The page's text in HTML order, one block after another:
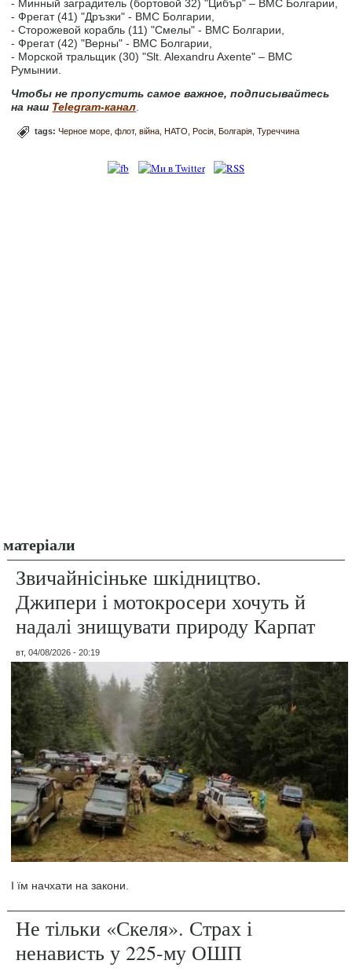
- Минный заградитель (бортовой 32) "Цибър" – ВМС Болгарии,
- Фрегат (41) "Дръзки" - ВМС Болгарии,
- Сторожевой корабль (11) "Смелы" - ВМС Болгарии,
- Фрегат (42) "Верны" - ВМС Болгарии,
- Морской тральщик (30) "Slt. Alexandru Axente" – ВМС
Румынии.
Чтобы не пропустить самое важное, подписывайтесь
на наш Telegram-канал
tags:Черное море флот війна НАТО Росія Болгарія Туреччина
матеріали
Звичайнісіньке шкідництво.
Джипери і мотокросери хочуть й
надалі знищувати природу Карпат
вт, 04/08/2026 - 20:19
І їм начхати на закони.
Не тільки «Скеля». Страх і
ненависть у 225-му ОШП